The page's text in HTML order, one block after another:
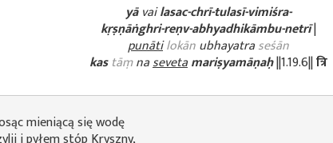
yāvailasac-chrī-tulasī-vimiśra-
kṛṣṇāṅghri-reṇv-abhyadhikāmbu-netrī|
punātilokānubhayatraseśān
kas tāṃnasevetamariṣyamāṇaḥ||1.19.6||त्रि
mieniącą się wodę